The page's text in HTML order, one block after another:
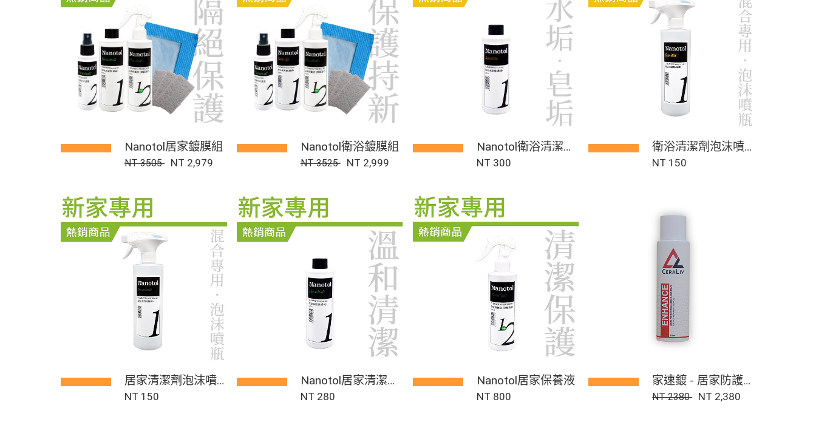
Nanotol居家鍍膜組
NT 3505 NT 2,979
Nanotol衛浴鍍膜組
NT 3525 NT 2,999
Nanotol衛浴清潔劑
(濃縮)
NT 300
衛浴清潔劑泡沫噴
罐 ( 空瓶 )
NT 150
居家清潔劑泡沫噴
罐 ( 空瓶 )
NT 150
Nanotol居家清潔劑
(濃縮)
NT 280
Nanotol居家保養液
NT 800
家速鍍 - 居家防護鍍
膜液 350ml｜適用
NT 2380 NT 2,380